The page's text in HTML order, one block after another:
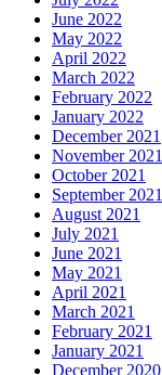
June 2022
May 2022
April 2022
March 2022
February 2022
January 2022
December 2021
November 2021
October 2021
September 2021
August 2021
July 2021
June 2021
May 2021
April 2021
March 2021
February 2021
January 2021
December 2020